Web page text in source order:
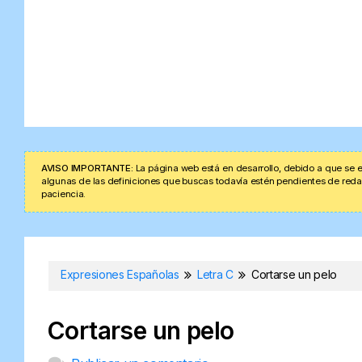
AVISO IMPORTANTE: La página web está en desarrollo, debido a que
algunas de las definiciones que buscas todavía estén pendientes de
paciencia.
Expresiones Españolas Letra C Cortarse un pelo
Cortarse un pelo